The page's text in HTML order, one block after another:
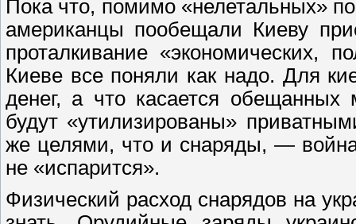
Пока что, помимо «нелетальных»
американцы пообещали Киеву
проталкивание «экономических,
Киеве все поняли как надо. Для
денег, а что касается
будут «утилизированы»
же целями, что и снаряды, — война
не «испарится».
Физический расход снарядов на